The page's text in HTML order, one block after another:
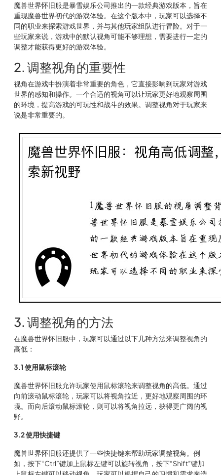
魔兽世界怀旧服是暴雪娱乐公司推出的一款经典游戏版本，旨在
重现魔兽世界初代的游戏体验。在这个版本中，玩家可以选择不
同的职业来探索游戏世界，并与其他玩家组队进行冒险。对于一
些玩家来说，游戏中的默认视角可能不够理想，需要进行一定的
调整才能获得更好的游戏体验。
2. 调整视角的重要性
视角在游戏中扮演着非常重要的角色，它直接影响到玩家对游戏
世界的感知和操作。一个合适的视角可以让玩家更好地观察周围
的环境，提高游戏的可玩性和战斗的效果。调整视角对于玩家来
说是非常重要的。
3. 调整视角的方法
在魔兽世界怀旧服中，玩家可以通过以下几种方法来调整视角的
高低：
3.1 使用鼠标滚轮
魔兽世界怀旧服允许玩家使用鼠标滚轮来调整视角的高低。通过
向前滚动鼠标滚轮，玩家可以将视角拉近，更好地观察周围的环
境。而向后滚动鼠标滚轮，则可以将视角拉远，获得更广阔的视
野。
3.2 使用快捷键
魔兽世界怀旧服还提供了一些快捷键来帮助玩家调整视角。例
如，按下“Ctrl”键加上鼠标左键可以旋转视角，按下“Shift”键加